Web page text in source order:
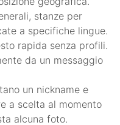
stanze per
a specifiche lingue.
rapida senza profili.
da un messaggio
un nickname e
a scelta al momento
alcuna foto.